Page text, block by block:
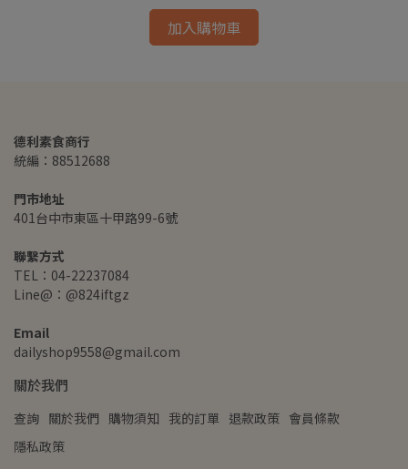
加入購物車
德利素食商行
統編：88512688
門市地址
401台中市東區十甲路99-6號
聯繫方式
TEL：04-22237084
Line@：@824iftgz
Email
dailyshop9558@gmail.com
關於我們
查詢 關於我們 購物須知 我的訂單 退款政策 會員條款
隱私政策